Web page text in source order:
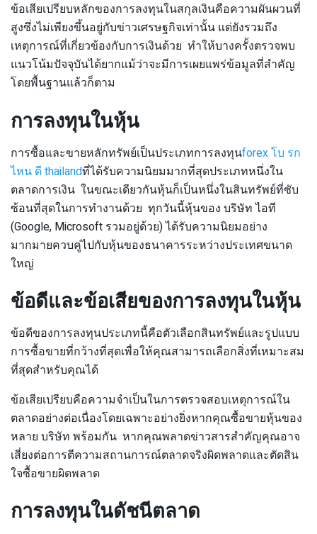
ข้อเสียเปรียบหลักของการลงทุนในสกุลเงินคือความผันผวนที่
สูงซึ่งไม่เพียงขึ้นอยู่กับข่าวเศรษฐกิจเท่านั้น แต่ยังรวมถึง
เหตุการณ์ที่เกี่ยวข้องกับการเงินด้วย ทำให้บางครั้งตรวจพบ
แนวโน้มปัจจุบันได้ยากแม้ว่าจะมีการเผยแพร่ข้อมูลที่สำคัญ
โดยพื้นฐานแล้วก็ตาม
การลงทุนในหุ้น
การซื้อและขายหลักทรัพย์เป็นประเภทการลงทุนforex โบ รก
ไหน ดี thailandที่ได้รับความนิยมมากที่สุดประเภทหนึ่งใน
ตลาดการเงิน ในขณะเดียวกันหุ้นก็เป็นหนึ่งในสินทรัพย์ที่ซับ
ซ้อนที่สุดในการทำงานด้วย ทุกวันนี้หุ้นของ บริษัท ไอที
(Google, Microsoft รวมอยู่ด้วย) ได้รับความนิยมอย่าง
มากมายควบคู่ไปกับหุ้นของธนาคารระหว่างประเทศขนาด
ใหญ่
ข้อดีและข้อเสียของการลงทุนในหุ้น
ข้อดีของการลงทุนประเภทนี้คือตัวเลือกสินทรัพย์และรูปแบบ
การซื้อขายที่กว้างที่สุดเพื่อให้คุณสามารถเลือกสิ่งที่เหมาะสม
ที่สุดสำหรับคุณได้
ข้อเสียเปรียบคือความจำเป็นในการตรวจสอบเหตุการณ์ใน
ตลาดอย่างต่อเนื่องโดยเฉพาะอย่างยิ่งหากคุณซื้อขายหุ้นของ
หลาย บริษัท พร้อมกัน หากคุณพลาดข่าวสารสำคัญคุณอาจ
เสี่ยงต่อการตีความสถานการณ์ตลาดจริงผิดพลาดและตัดสิน
ใจซื้อขายผิดพลาด
การลงทุนในดัชนีตลาด